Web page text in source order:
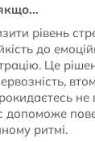
рівень
до
Це
не
ритмі.